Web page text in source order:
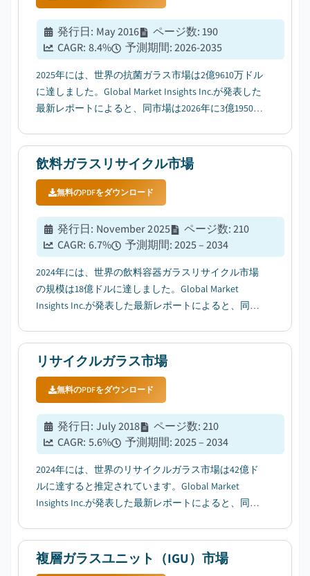
発行日: May 2016 ページ数:190
CAGR: 8.4% 予測期間:2026-2035
2025年には、世界の抗菌ガラス市場は2億9610万ドル
に達しました。Global Market Insights Inc.が発表した
最新レポートによると、同市場は2026年に3億1950万
飲料ガラスリサイクル市場
無料のPDFをダウンロード
発行日: November 2025 ページ数:210
CAGR: 6.7% 予測期間:2025 – 2034
2024年には、世界の飲料容器ガラスリサイクル市場
の規模は18億ドルに達しました。Global Market
Insights Inc.が発表した最新レポートによると、同市
います。...
リサイクルガラス市場
無料のPDFをダウンロード
発行日: July 2018 ページ数:210
CAGR: 5.6% 予測期間:2025 – 2034
2024年には、世界のリサイクルガラス市場は42億ド
ルに達すると推定されています。Global Market
Insights Inc.が発表した最新レポートによると、同市
です。...
複層ガラスユニット（IGU）市場